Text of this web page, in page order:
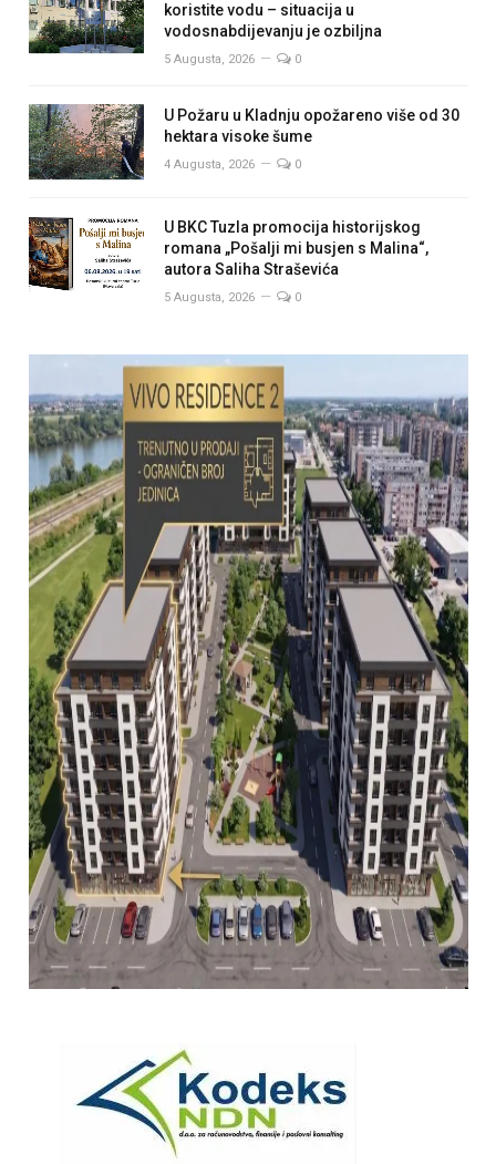
koristite vodu – situacija u
vodosnabdijevanju je ozbiljna
5 Augusta, 2026 0
U Požaru u Kladnju opožareno više od 30
hektara visoke šume
4 Augusta, 2026 0
U BKC Tuzla promocija historijskog
romana „Pošalji mi busjen s Malina“,
autora Saliha Straševića
5 Augusta, 2026 0